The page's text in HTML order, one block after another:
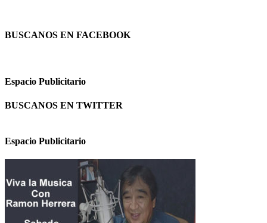
BUSCANOS EN FACEBOOK
Espacio Publicitario
BUSCANOS EN TWITTER
Espacio Publicitario